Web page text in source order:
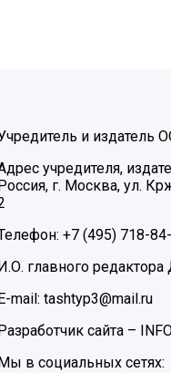
и издатель
учредителя,
г. Москва, ул.
+7 (495) 718-
главного
mail: tashtyp3@mail.ru
сайта –
в социальных сетях: